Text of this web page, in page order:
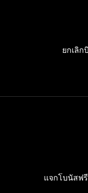
ยกเลิ
แจกโบนัสฟ